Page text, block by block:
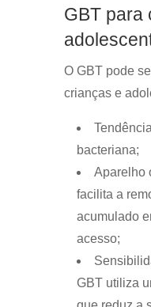
GBT para
O GBT pode
crianças e
bacteriana;
Aparelho
facilita a
acumulado
acesso;
GBT utiliza